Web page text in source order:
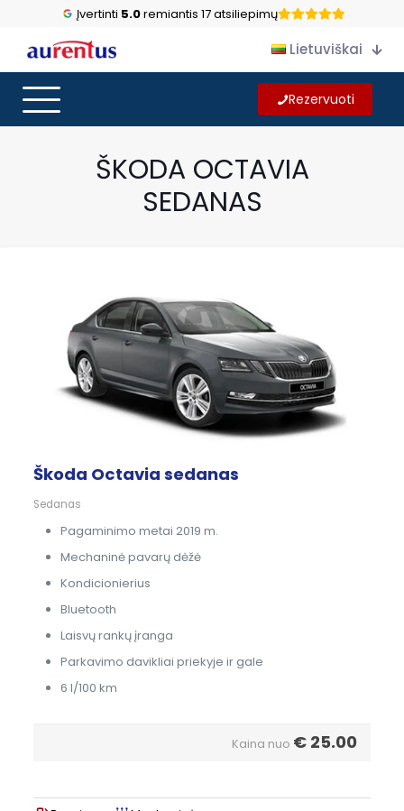
Įvertinti 5.0remiantis 17 atsiliepimų
Lietuviškai
Rezervuoti
ŠKODA OCTAVIA
SEDANAS
Škoda Octavia sedanas
Sedanas
Pagaminimo metai 2019 m.
Mechaninė pavarų dėžė
Kondicionierius
Bluetooth
Laisvų rankų įranga
Parkavimo davikliai priekyje ir gale
6 l/100 km
Kaina nuo € 25.00